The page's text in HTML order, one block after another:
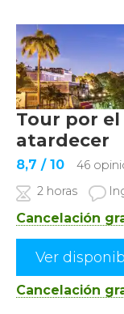
Tour por el
atardecer
8,7 / 10
46
2 horas
Cancelación
Ver
Cancelación